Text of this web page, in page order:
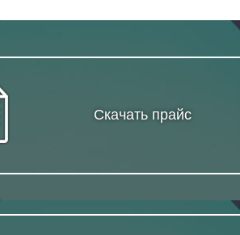
Скачать прайс